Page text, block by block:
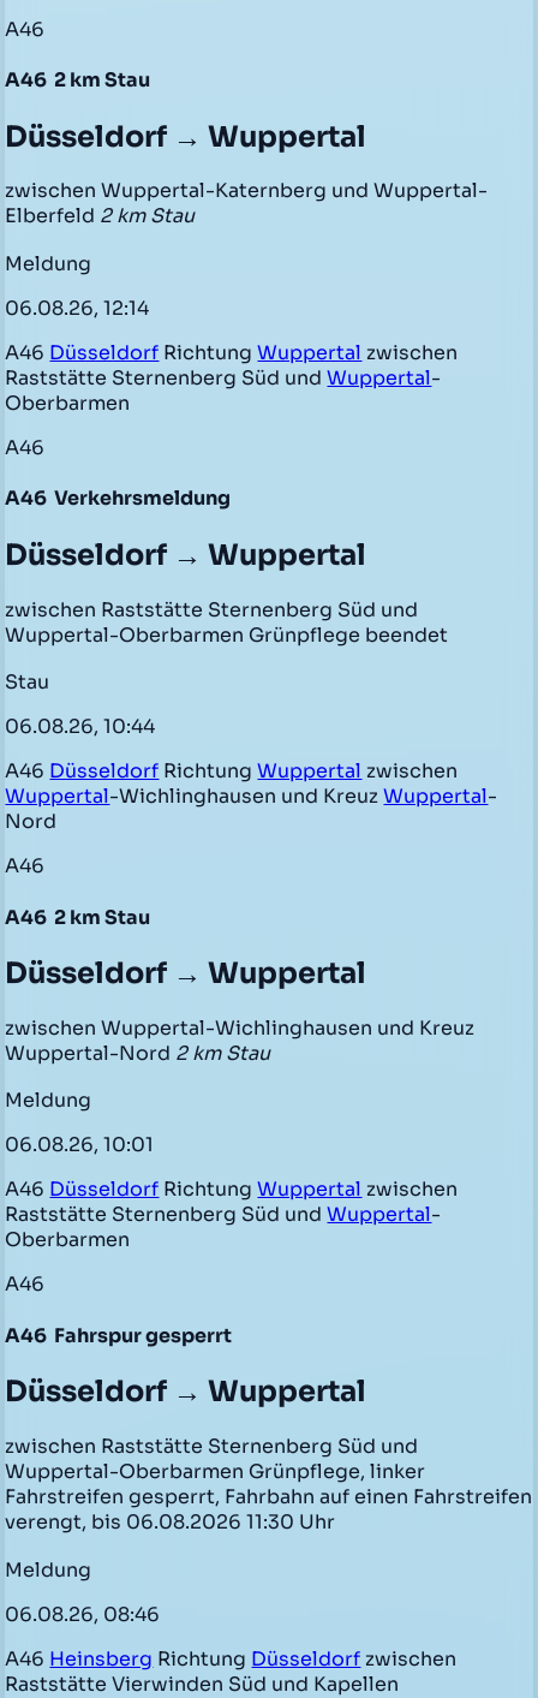
A46
A46 2 km Stau
Düsseldorf → Wuppertal
zwischen Wuppertal-Katernberg und Wuppertal-
Elberfeld 2 km Stau
Meldung
06.08.26, 12:14
A46 Düsseldorf RichtungWuppertal zwischen
Raststätte Sternenberg Süd undWuppertal-
Oberbarmen
A46
A46 Verkehrsmeldung
Düsseldorf → Wuppertal
zwischen Raststätte Sternenberg Süd und
Wuppertal-Oberbarmen Grünpflege beendet
Stau
06.08.26, 10:44
A46 Düsseldorf RichtungWuppertal zwischen
Wuppertal-Wichlinghausen und KreuzWuppertal-
Nord
A46
A46 2 km Stau
Düsseldorf → Wuppertal
zwischen Wuppertal-Wichlinghausen und Kreuz
Wuppertal-Nord 2 km Stau
Meldung
06.08.26, 10:01
A46 Düsseldorf RichtungWuppertal zwischen
Raststätte Sternenberg Süd undWuppertal-
Oberbarmen
A46
A46 Fahrspur gesperrt
Düsseldorf → Wuppertal
zwischen Raststätte Sternenberg Süd und
Wuppertal-Oberbarmen Grünpflege, linker
Fahrstreifen gesperrt, Fahrbahn auf einen Fahrstreifen
verengt, bis 06.08.2026 11:30 Uhr
Meldung
06.08.26, 08:46
A46 Heinsberg Richtung Düsseldorf zwischen
Raststätte Vierwinden Süd und Kapellen